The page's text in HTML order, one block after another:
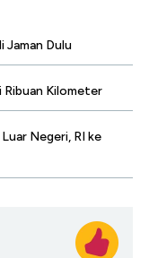
Jaman Dulu
Ribuan Kilometer
Negeri, RI ke